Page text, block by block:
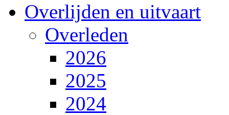
Overlijden en uitvaart
Overleden
2026
2025
2024